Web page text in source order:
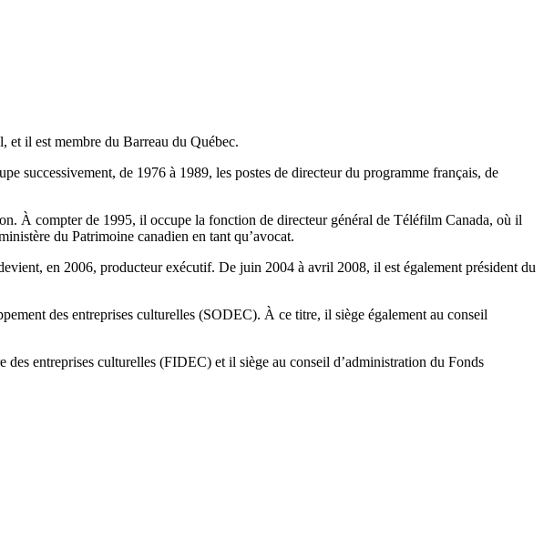
et il est membre du Barreau du Québec.
successivement, de 1976 à 1989, les postes de directeur du programme français, de
À compter de 1995, il occupe la fonction de directeur général de Téléfilm Canada, où il
du Patrimoine canadien en tant qu’avocat.
en 2006, producteur exécutif. De juin 2004 à avril 2008, il est également président du
des entreprises culturelles (SODEC). À ce titre, il siège également au conseil
entreprises culturelles (FIDEC) et il siège au conseil d’administration du Fonds